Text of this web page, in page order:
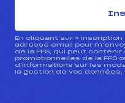
En cliquant sur « inscription
adresse email pour
de la FFS, qui peut
promotionnelles de la FFS
d’informations sur les
la gestion de vos données,